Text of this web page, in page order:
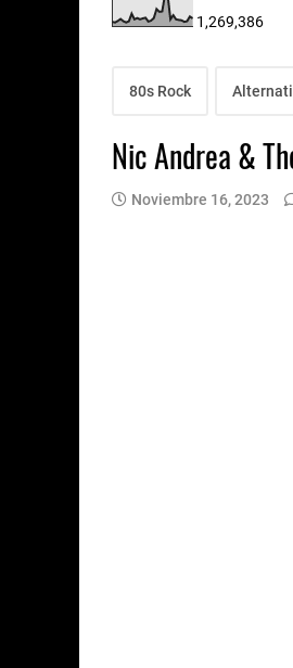
1,269,386
80s Rock
Nic Andrea &
Noviembre 16, 2023